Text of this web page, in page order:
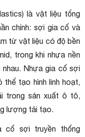
là vật liệu tổng
chính: sợi gia cố và
từ vật liệu có độ bền
trong khi nhựa nền
Nhựa gia cố sợi
thể tạo hình linh hoạt,
trong sản xuất ô tô,
lượng tái tạo.
cố sợi truyền thống